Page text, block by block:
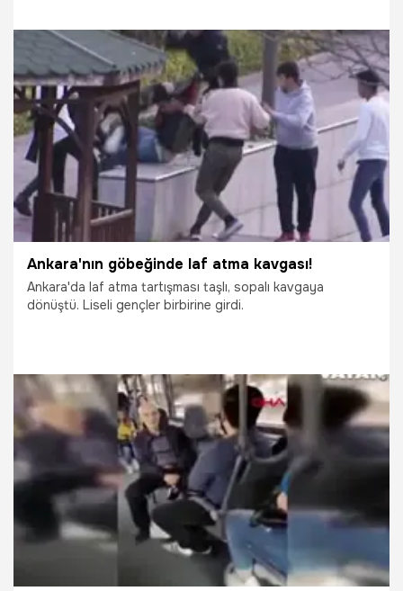
istemiyle dava açıldı.
8.09.2020 Yaşam
Ankara'nın göbeğinde laf atma kavgası!
Ankara'da laf atma tartışması taşlı, sopalı kavgaya
dönüştü. Liseli gençler birbirine girdi.
Yaşam